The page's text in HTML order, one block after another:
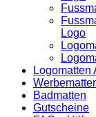
Logo
Logomatten
Badmatten
Gutscheine